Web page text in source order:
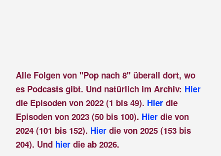
Alle Folgen von "Pop nach 8" überall dort, wo
es Podcasts gibt. Und natürlich im Archiv: Hier
die Episoden von 2022 (1 bis 49). Hierdie
Episoden von 2023 (50 bis 100). Hier die von
2024 (101 bis 152). Hier die von 2025 (153 bis
204). Und hier die ab 2026.